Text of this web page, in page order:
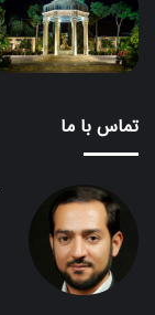
تماس با ما